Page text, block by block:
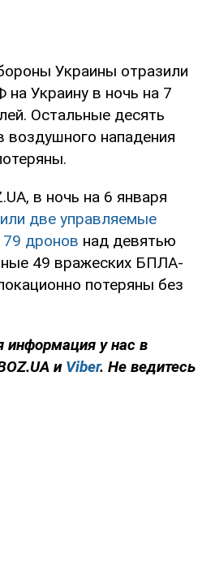
Украины отразили
на Украину в ночь на 7
Остальные десять
воздушного нападения
в ночь на 6 января
две управляемые
дронов над девятью
49 вражеских БПЛА-
потеряны без
информация у нас в
и Viber. Не ведитесь